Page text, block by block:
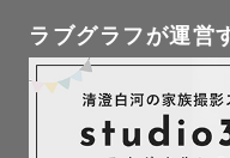
せをカタチにしたい！
ました 🧸𓈒 𓂂𓏸
長い時間を家族や恋人
ることが＂当たり前＂
ラブグラフが運営